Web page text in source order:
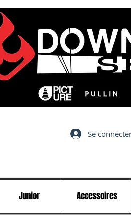
Se connecter
Junior Accessoires